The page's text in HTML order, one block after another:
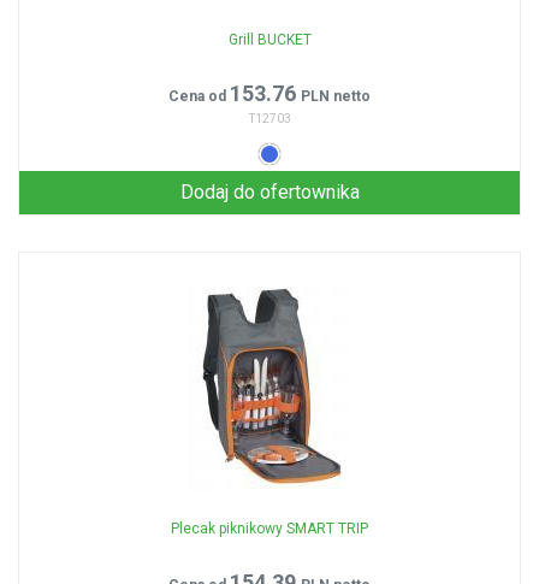
Grill BUCKET
Cena od 153.76 PLN netto
T12703
Dodaj do ofertownika
Plecak piknikowy SMART TRIP